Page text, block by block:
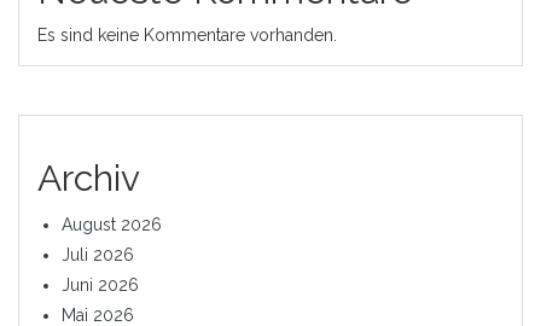
Es sind keine Kommentare vorhanden.
Archiv
August 2026
Juli 2026
Juni 2026
Mai 2026